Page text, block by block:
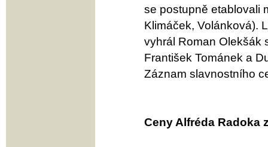
se postupně etablovali
Klimáček, Volánková).
vyhrál Roman Olekšák
František Tománek a
Záznam slavnostního
Ceny Alfréda Radoka